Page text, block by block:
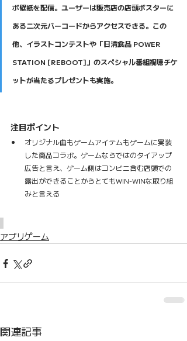
ボ壁紙を配信。ユーザーは販売店の店頭ポスターに
ある二次元バーコードからアクセスできる。この
他、イラストコンテストや「日清食品 POWER
STATION [REBOOT]」のスペシャル番組視聴チケ
ットが当たるプレゼントも実施。
注目ポイント
オリジナル曲もゲームアイテムもゲームに実装
した商品コラボ。ゲームならではのタイアップ
広告と言え、ゲーム側はコンビニ含む店頭での
露出ができることからとてもWIN-WINな取り組
みと言える
アプリゲーム
関連記事